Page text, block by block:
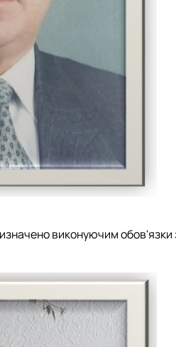
виконуючим